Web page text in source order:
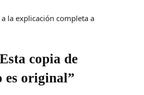
la explicación completa a
copia de
es original”